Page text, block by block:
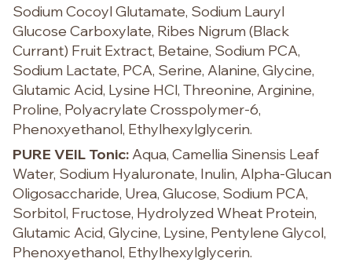
Sodium Cocoyl Glutamate, Sodium Lauryl
Glucose Carboxylate, Ribes Nigrum (Black
Currant) Fruit Extract, Betaine, Sodium PCA,
Sodium Lactate, PCA, Serine, Alanine, Glycine,
Glutamic Acid, Lysine HCl, Threonine, Arginine,
Proline, Polyacrylate Crosspolymer-6,
Phenoxyethanol, Ethylhexylglycerin.
PURE VEIL Tonic:Aqua, Camellia Sinensis Leaf
Water, Sodium Hyaluronate, Inulin, Alpha-Glucan
Oligosaccharide, Urea, Glucose, Sodium PCA,
Sorbitol, Fructose, Hydrolyzed Wheat Protein,
Glutamic Acid, Glycine, Lysine, Pentylene Glycol,
Phenoxyethanol, Ethylhexylglycerin.